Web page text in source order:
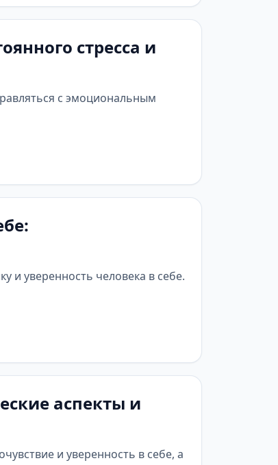
стресса и
с эмоциональным
и уверенность человека в себе.
аспекты и
и уверенность в себе, а